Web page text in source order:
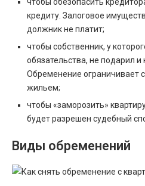
кредиту. Залоговое
должник не платит;
чтобы собственник, у
обязательства, не подарил и
Обременение ограничивает
жильем;
чтобы «заморозить»
будет разрешен судебный
Виды обременений